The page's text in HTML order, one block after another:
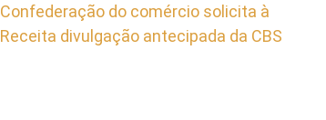
Confederação do comércio solicita à
Receita divulgação antecipada da CBS